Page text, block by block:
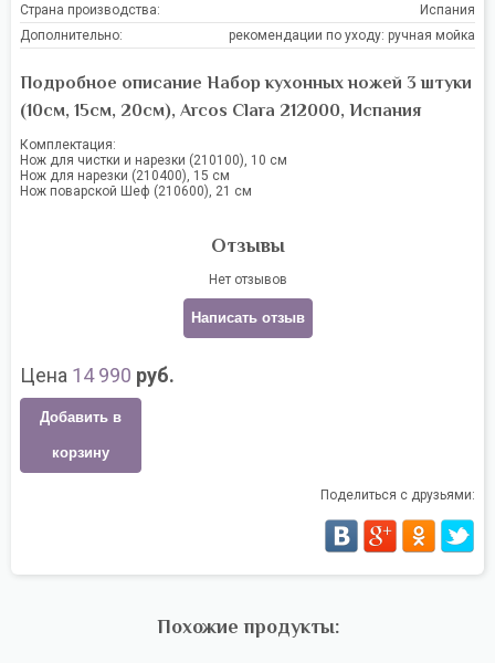
Страна производства:
Испания
Дополнительно:
рекомендации по уходу: ручная мойка
Подробное описание Набор кухонных ножей 3 штуки
(10см, 15см, 20см), Arcos Clara 212000, Испания
Комплектация:
Нож для чистки и нарезки (210100), 10 см
Нож для нарезки (210400), 15 см
Нож поварской Шеф (210600), 21 см
Отзывы
Нет отзывов
Написать отзыв
Цена 14 990 руб.
Добавить в
корзину
Поделиться с друзьями:
Похожие продукты: